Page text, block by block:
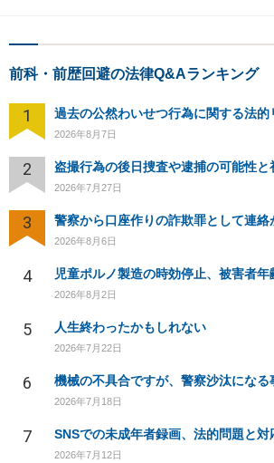
前科・前歴回避の法律Q&Aランキング
1 過去の公然わいせつ行為に関する法的
2026年8月7日
2 盗撮行為の後日捜査や逮捕の可能性と
2026年7月27日
3 警察から口座作りの詐欺罪として連絡
2026年8月6日
4 児童ポルノ製造の時効停止、被害者年
2026年8月2日
5 人生終わったかもしれない
2026年7月22日
6 機械の不具合ですが、警察沙汰になる
2026年7月18日
7
2026年7月12日